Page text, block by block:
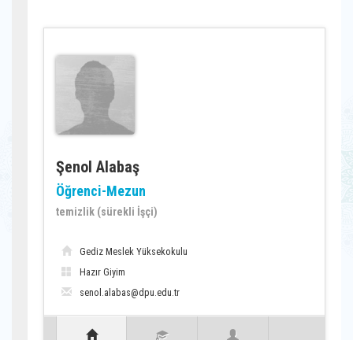
Şenol Alabaş
Öğrenci-Mezun
temizlik (sürekli İşçi)
Gediz Meslek Yüksekokulu
Hazır Giyim
senol.alabas@dpu.edu.tr